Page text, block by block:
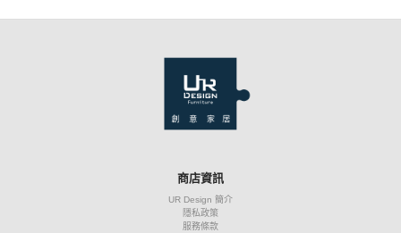
商店資訊
UR Design 簡介
隱私政策
服務條款